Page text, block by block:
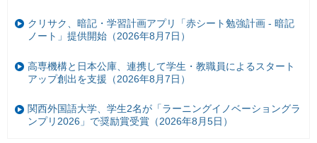
クリサク、暗記・学習計画アプリ「赤シート勉強計画 - 暗記
ノート」提供開始（2026年8月7日）
高専機構と日本公庫、連携して学生・教職員によるスタート
アップ創出を支援（2026年8月7日）
関西外国語大学、学生2名が「ラーニングイノベーショングラ
ンプリ2026」で奨励賞受賞（2026年8月5日）